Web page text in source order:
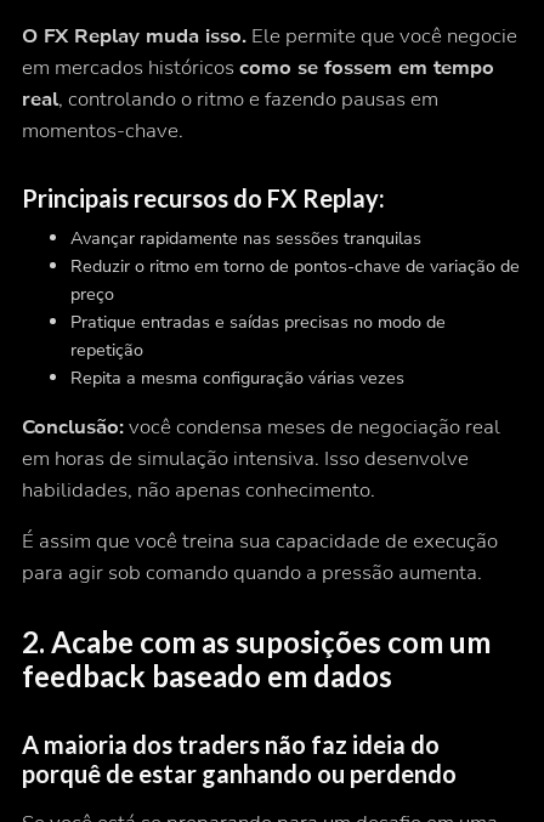
O FX Replay muda isso.Ele permite que você negocie
em mercados históricos como se fossem em tempo
real, controlando o ritmo e fazendo pausas em
momentos-chave.
Principais recursos do FX Replay:
Avançar rapidamente nas sessões tranquilas
Reduzir o ritmo em torno de pontos-chave de variação de
preço
Pratique entradas e saídas precisas no modo de
repetição
Repita a mesma configuração várias vezes
Conclusão:você condensa meses de negociação real
em horas de simulação intensiva. Isso desenvolve
habilidades, não apenas conhecimento.
É assim que você treina sua capacidade de execução
para agir sob comando quando a pressão aumenta.
2. Acabe com as suposições com um
feedback baseado em dados
A maioria dos traders não faz ideia do
porquê de estar ganhando ou perdendo